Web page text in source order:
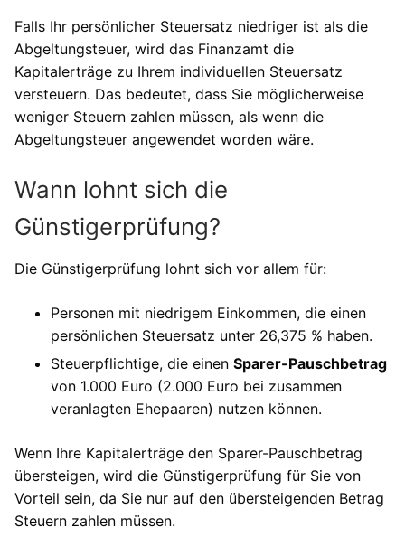
Falls Ihr persönlicher Steuersatz niedriger ist als die
Abgeltungsteuer, wird das Finanzamt die
Kapitalerträge zu Ihrem individuellen Steuersatz
versteuern. Das bedeutet, dass Sie möglicherweise
weniger Steuern zahlen müssen, als wenn die
Abgeltungsteuer angewendet worden wäre.
Wann lohnt sich die
Günstigerprüfung?
Die Günstigerprüfung lohnt sich vor allem für:
Personen mit niedrigem Einkommen, die einen
persönlichen Steuersatz unter 26,375 % haben.
Steuerpflichtige, die einen Sparer-Pauschbetrag
von 1.000 Euro (2.000 Euro bei zusammen
veranlagten Ehepaaren) nutzen können.
Wenn Ihre Kapitalerträge den Sparer-Pauschbetrag
übersteigen, wird die Günstigerprüfung für Sie von
Vorteil sein, da Sie nur auf den übersteigenden Betrag
Steuern zahlen müssen.